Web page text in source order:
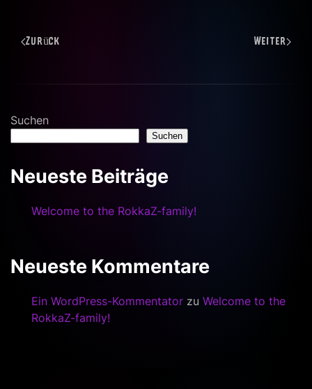
Zurück Weiter
Suchen
Suchen
Neueste Beiträge
Welcome to the RokkaZ-family!
Neueste Kommentare
Ein WordPress-Kommentator zu Welcome to the
RokkaZ-family!